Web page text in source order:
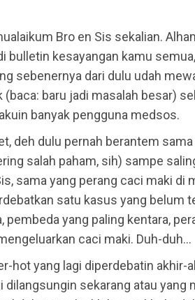
Bro en Sis sekalian.
bulletin kesayangan kamu
sebenernya dari dulu udah
(baca: baru jadi masalah besar)
banyak pengguna medsos.
deh dulu pernah berantem
salah paham, sih) sampe
sama yang perang caci maki di
satu kasus yang belum
pembeda yang paling kentara,
caci maki. Duh-duh…
hot yang lagi diperdebatin akhir-
dilangsungin sekarang atau yang